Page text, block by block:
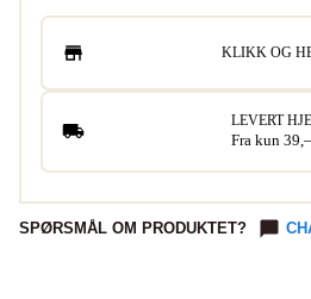
KLIKK OG
LEVERT
Fra kun 39,–
SPØRSMÅL OM PRODUKTET?